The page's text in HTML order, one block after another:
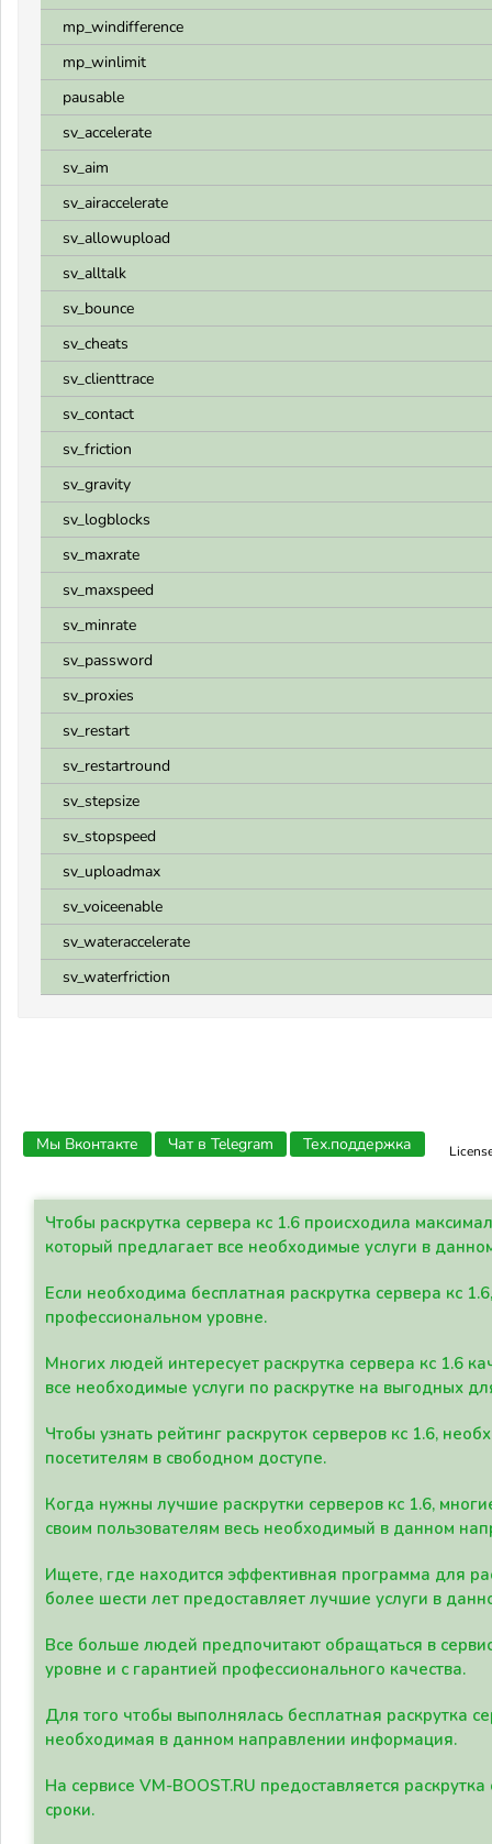
mp_windifference
mp_winlimit
pausable
sv_accelerate
sv_aim
sv_airaccelerate
sv_allowupload
sv_alltalk
sv_bounce
sv_cheats
sv_clienttrace
sv_contact
sv_friction
sv_gravity
sv_logblocks
sv_maxrate
sv_maxspeed
sv_minrate
sv_password
sv_proxies
sv_restart
sv_restartround
sv_stepsize
sv_stopspeed
sv_uploadmax
sv_voiceenable
sv_wateraccelerate
sv_waterfriction
Мы Вконтакте Чат в Telegram Тех.поддержка
Чтобы раскрутка сервера кс 1.6 происходила
который предлагает все необходимые услуги в
Если необходима бесплатная раскрутка сервера кс
профессиональном уровне.
Многих людей интересует раскрутка сервера кс 1.6
все необходимые услуги по раскрутке на выгодных
Чтобы узнать рейтинг раскруток серверов кс 1.6,
посетителям в свободном доступе.
Когда нужны лучшие раскрутки серверов кс 1.6,
своим пользователям весь необходимый в данном
Ищете, где находится эффективная программа для
более шести лет предоставляет лучшие услуги в
Все больше людей предпочитают обращаться в
уровне и с гарантией профессионального качества.
Для того чтобы выполнялась бесплатная раскрутка
необходимая в данном направлении информация.
На сервисе VM-BOOST.RU предоставляется
сроки.